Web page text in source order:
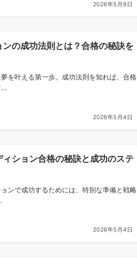
2026年5月9日
の成功法則とは？合格の秘訣を
を叶える第一歩。成功法則を知れば、合格
2026年5月4日
ション合格の秘訣と成功のステ
ンで成功するためには、特別な準備と戦略
2026年5月4日